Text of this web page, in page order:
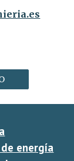
energía